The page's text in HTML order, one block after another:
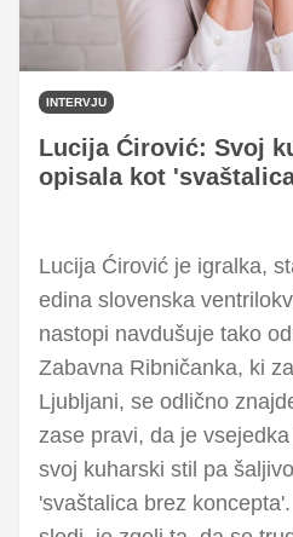
INTERVJU
Lucija Ćirović: Svoj
opisala kot
Lucija Ćirović je igralka,
edina slovenska
nastopi navdušuje tako
Zabavna Ribničanka, ki
Ljubljani, se odlično
zase pravi, da je
svoj kuharski stil pa
'svaštalica brez